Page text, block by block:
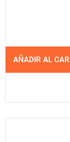
AÑADIR AL